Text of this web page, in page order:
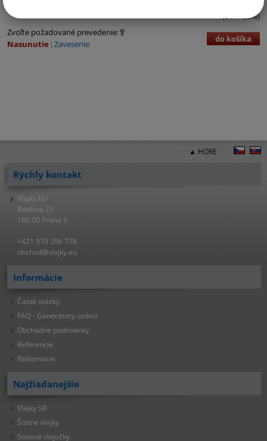
(DPH 23%)
Zvoľte požadované prevedenie:
Nasunutie Zavesenie do košíka
▲ HORE
Rýchly kontakt
Vlajky.EU
Radčina 22
160 00 Praha 6
+421 919 296 778
obchod@vlajky.eu
Informácie
Časté otázky
FAQ - Generátory ozónu
Obchodné podmienky
Referencie
Reklamacie
Najžiadanejšie
Vlajky SR
Štátne vlajky
Stolové vlajočky